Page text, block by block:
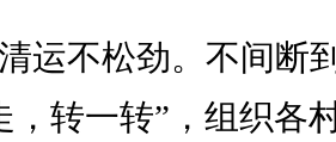
运不松劲。不间断
，转一转”，组织各